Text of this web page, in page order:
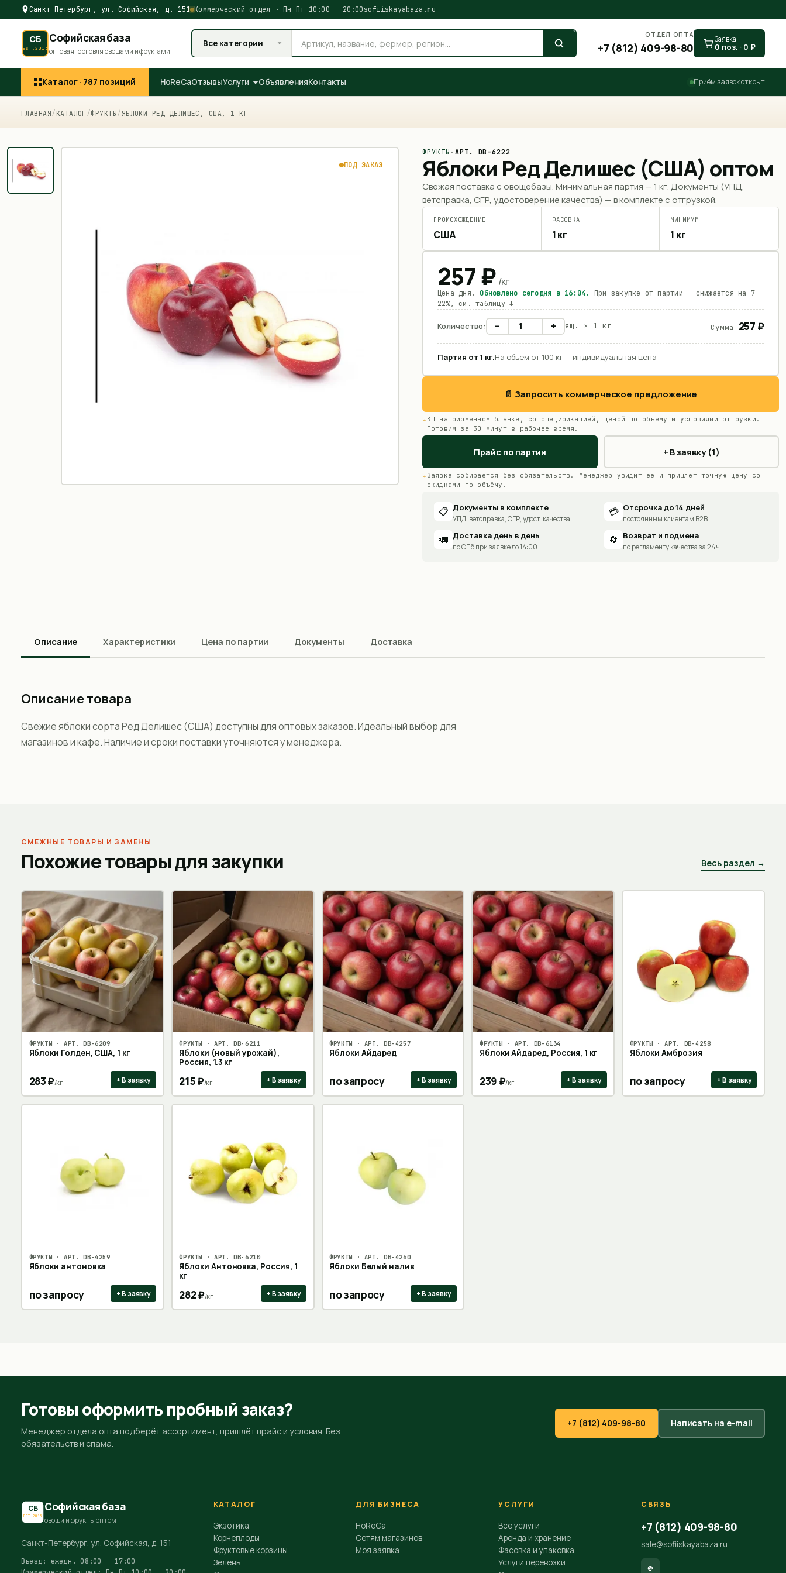
Санкт-Петербург, ул. Софийская, д. 151 Коммерческий отдел · Пн–Пт 10:00 — 20:00sofiiskayabaza.ru
СБ
EST.2015
Софийская база
оптовая торговля овощами и фруктами
Все категории
ОТДЕЛ ОПТА
+7 (812) 409-98-80
Заявка
0 поз. · 0 ₽
Каталог · 787 позиций HoReCaОтзывыУслуги ОбъявленияКонтакты Приём заявок открыт
ГЛАВНАЯ/ КАТАЛОГ /ФРУКТЫ/ ЯБЛОКИ РЕД ДЕЛИШЕС, США, 1 КГ
ПОД ЗАКАЗ
ФРУКТЫ · АРТ. DB-6222
Яблоки Ред Делишес (США) оптом
Свежая поставка с овощебазы. Минимальная партия —1 кг. Документы (УПД,
ветсправка, СГР, удостоверение качества) — в комплекте с отгрузкой.
ПРОИСХОЖДЕНИЕ
США
ФАСОВКА
1 кг
МИНИМУМ
1 кг
257₽ /кг
Цена дня. Обновлено сегодня в 16:04.
При закупке от партии — снижается на 7—
22%, см. таблицу ↓
Количество: − + ящ. × 1 кг Сумма 257 ₽
Партия от 1 кг.На объём от 100 кг — индивидуальная цена
📄 Запросить коммерческое предложение
КП на фирменном бланке, со спецификацией, ценой по объёму и условиями отгрузки.
Готовим за 30 минут в рабочее время.
Прайс по партии + В заявку (1)
Заявка собирается без обязательств. Менеджер увидит её и пришлёт точную цену со
скидками по объёму.
📋 Документы в комплекте
УПД, ветсправка, СГР, удост. качества
💳 Отсрочка до 14 дней
постоянным клиентам B2B
🚛 Доставка день в день
по СПб при заявке до 14:00
🔄 Возврат и подмена
по регламенту качества за 24 ч
Описание Характеристики Цена по партии Документы Доставка
Описание товара
Свежие яблоки сорта Ред Делишес (США) доступны для оптовых заказов. Идеальный выбор для
магазинов и кафе. Наличие и сроки поставки уточняются у менеджера.
СМЕЖНЫЕ ТОВАРЫ И ЗАМЕНЫ
Похожие товары для закупки Весь раздел →
ФРУКТЫ · АРТ.DB-6209
Яблоки Голден, США, 1 кг
283₽/кг + В заявку
ФРУКТЫ · АРТ.DB-6211
Яблоки (новый урожай),
Россия, 1.3 кг
215₽/кг + В заявку
ФРУКТЫ · АРТ. DB-4257
Яблоки Айдаред
по запросу + В заявку
ФРУКТЫ · АРТ. DB-6134
Яблоки Айдаред, Россия, 1 кг
239 ₽/кг + В заявку
ФРУКТЫ · АРТ. DB-4258
Яблоки Амброзия
по запросу + В заявку
ФРУКТЫ · АРТ.DB-4259
Яблоки антоновка
по запросу + В заявку
ФРУКТЫ · АРТ.DB-6210
Яблоки Антоновка, Россия, 1
кг
282₽/кг + В заявку
ФРУКТЫ · АРТ. DB-4260
Яблоки Белый налив
по запросу + В заявку
Готовы оформить пробный заказ?
Менеджер отдела опта подберёт ассортимент, пришлёт прайс и условия. Без
обязательств и спама.
+7 (812) 409-98-80 Написать на e-mail
СБ
EST.2015
Софийская база
овощи и фрукты оптом
Санкт-Петербург, ул. Софийская, д. 151
Въезд: ежедн. 08:00 — 17:00
КАТАЛОГ
Экзотика
Корнеплоды
Фруктовые корзины
Зелень
ДЛЯ БИЗНЕСА
HoReCa
Сетям магазинов
Моя заявка
УСЛУГИ
Все услуги
Аренда и хранение
Фасовка и упаковка
Услуги перевозки
СВЯЗЬ
+7 (812) 409-98-80
sale@sofiiskayabaza.ru
@